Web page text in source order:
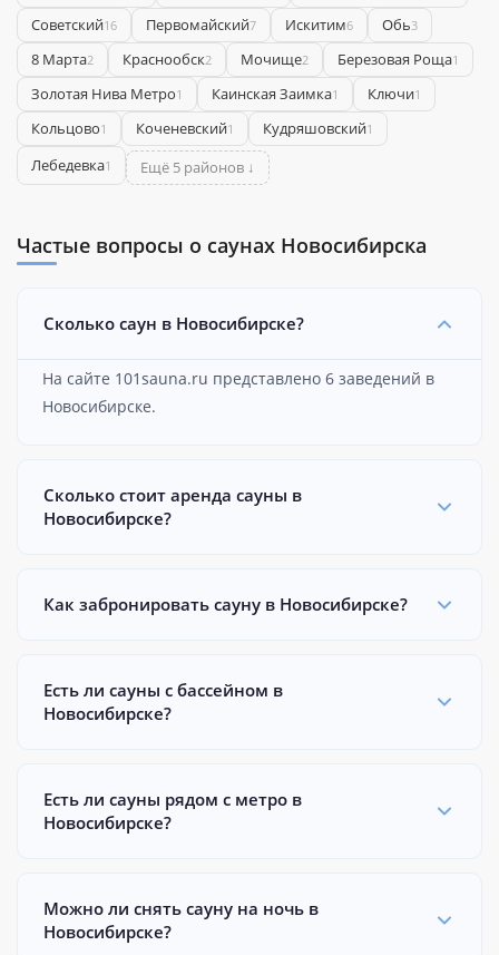
Советский16 Первомайский7 Искитим6 Обь3
8 Марта2 Краснообск2 Мочище2 Березовая Роща1
Золотая Нива Метро1 Каинская Заимка1 Ключи1
Кольцово1 Коченевский1 Кудряшовский1
Лебедевка1 Ещё 5 районов ↓
Частые вопросы о саунах Новосибирска
Сколько саун в Новосибирске?
На сайте 101sauna.ru представлено 6 заведений в
Новосибирске.
Сколько стоит аренда сауны в
Новосибирске?
Как забронировать сауну в Новосибирске?
Есть ли сауны с бассейном в
Новосибирске?
Есть ли сауны рядом с метро в
Новосибирске?
Можно ли снять сауну на ночь в
Новосибирске?